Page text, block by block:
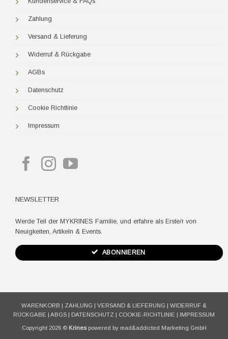
Zahlung
Versand & Lieferung
Widerruf & Rückgabe
AGBs
Datenschutz
Cookie Richtlinie
Impressum
NEWSLETTER
Werde Teil der MYKRINES Familie, und erfahre als Erste/r von
Neuigkeiten, Artikeln & Events.
ABONNIEREN
WARENKORB ZAHLUNG VERSAND & LIEFERUNG
WIDERRUF &
RÜCKGABE
ABGS DATENSCHUTZ COOKIE-RICHTLINIE IMPRESSUM
Copyright 2026 © Krinespowered by mad&addicted Marketing GmbH